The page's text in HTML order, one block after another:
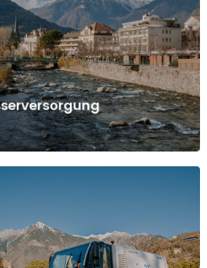
um zu suchen, oder ESC, um zu